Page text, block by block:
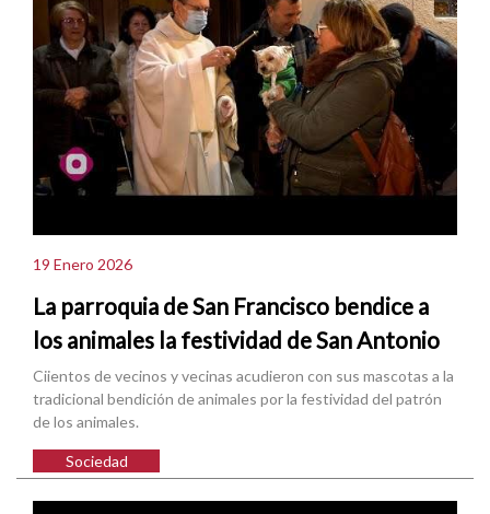
19 Enero 2026
La parroquia de San Francisco bendice a
los animales la festividad de San Antonio
Ciientos de vecinos y vecinas acudieron con sus mascotas a la
tradicional bendición de animales por la festividad del patrón
de los animales.
Sociedad